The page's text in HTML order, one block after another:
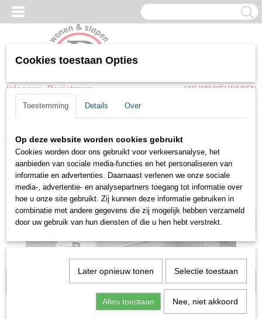
Inloggen Registreren
UW WINKELWAGEN
(0)
Home > Opbergbedden > Opbergbedden Met Matras
Eenpersoons Boxspring Damla met opbergruimte
Aanbieding
Zelf samenstellen
Cookies toestaan Opties
Toestemming Details Over
Op deze website worden cookies gebruikt
Cookies worden door ons gebruikt voor verkeersanalyse, het
aanbieden van sociale media-functies en het personaliseren van
informatie en advertenties. Daarnaast verlenen we onze sociale
media-, advertentie- en analysepartners toegang tot informatie over
hoe u onze site gebruikt. Zij kunnen deze informatie gebruiken in
combinatie met andere gegevens die zij mogelijk hebben verzameld
door uw gebruik van hun diensten of die u hen hebt verstrekt.
Later opnieuw tonen Selectie toestaan
Alles toestaan Nee, niet akkoord